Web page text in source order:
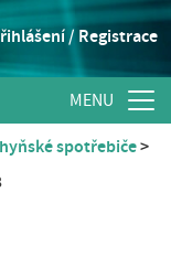
/ Registrace
spotřebiče